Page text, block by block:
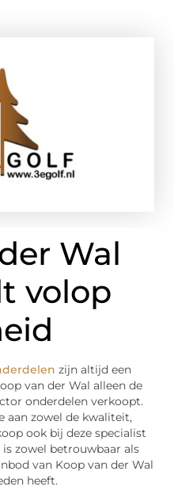
Wal
volop
zijn altijd een
van der Wal alleen de
onderdelen verkoopt.
aan zowel de kwaliteit,
ook bij deze specialist
zowel betrouwbaar als
van Koop van der Wal
heeft.